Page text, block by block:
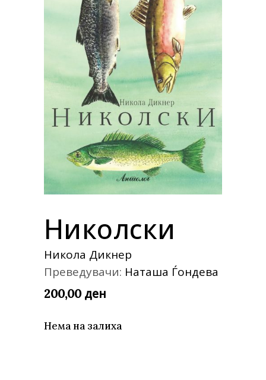
Николски
Никола Дикнер
Преведувачи: Наташа Ѓондева
200,00 ден
Нема на залиха